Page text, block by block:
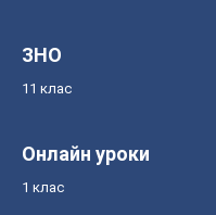
ЗНО
11 клас
Онлайн уроки
1 клас